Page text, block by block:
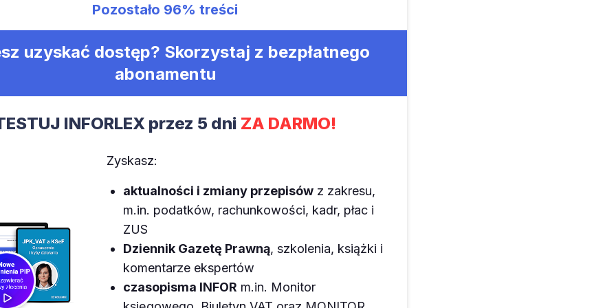
Pozostało 96% treści
uzyskać dostęp? Skorzystaj z bezpłatnego
abonamentu
INFORLEX przez 5 dni ZA DARMO!
Zyskasz:
aktualności i zmiany przepisówz zakresu,
m.in. podatków, rachunkowości, kadr, płac i
ZUS
Dziennik Gazetę Prawną, szkolenia, książki i
komentarze ekspertów
czasopisma INFOR m.in. Monitor